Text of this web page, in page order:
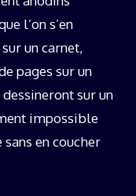
l’on s’en
un carnet,
pages sur un
sur un
impossible
en coucher